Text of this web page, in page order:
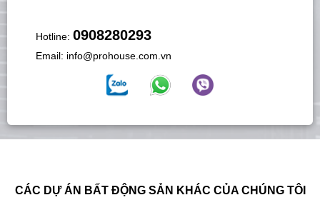
Hotline: 0908280293
Email: info@prohouse.com.vn
CÁC DỰ ÁN BẤT ĐỘNG SẢN KHÁC CỦA CHÚNG TÔI